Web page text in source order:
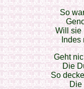
So
Will sie
Indes
Geht
Die
So
Die